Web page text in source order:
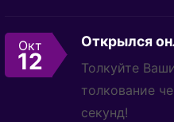
Окт
12
Открылся
Толкуйте
толкование
секунд!